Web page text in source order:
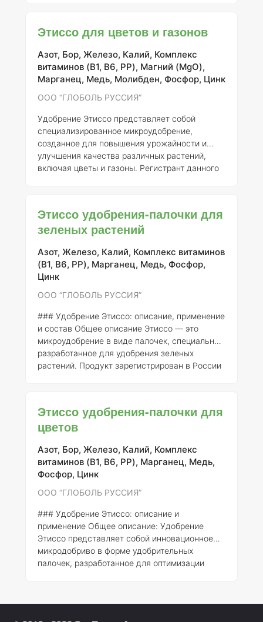
способствует быстрому усвоению
максимальной эффективности его
воздействия. Чифо ЭРТ 23 Плюс особенно
рекомендован для применения в
садоводстве, в частности при выращивании
эффектив
Этиссо для цветов и газонов
Азот, Бор, Железо, Калий, Комплекс
витаминов (B1, B6, PP), Магний (MgO),
Марганец, Медь, Молибден, Фосфор, Цинк
ООО “ГЛОБОЛЬ РУССИЯ”
Удобрение Этиссо представляет собой
специализированное микроудобрение,
созданное для повышения урожайности и
улучшения качества различных растений,
включая цветы и газоны. Регистрант данного
в садоводстве и ландшафтном дизайне,
обеспечивая высокую эффективность при
Этиссо содержит сбалансированный комплекс
микроэлементов, необходимых для
полноценного роста и развития растений.
Основные к
Этиссо удобрения-палочки для
зеленых растений
Азот, Железо, Калий, Комплекс витаминов
(B1, B6, PP), Марганец, Медь, Фосфор,
Цинк
ООО “ГЛОБОЛЬ РУССИЯ”
### Удобрение Этиссо: описание, применение
и состав Общее описаниеЭтиссо — это
микроудобрение в виде палочек, специально
разработанное для удобрения зеленых
растений. Продукт зарегистрирован в России
микроэлементами, что способствует их
активному росту, развитию и улучшению
элементовУдобрение Этиссо содержит
важные микроэлементы, жизненно
необходимые для нормального
функционирования растений.
Этиссо удобрения-палочки для
цветов
Азот, Бор, Железо, Калий, Комплекс
витаминов (B1, B6, PP), Марганец, Медь,
Фосфор, Цинк
ООО “ГЛОБОЛЬ РУССИЯ”
### Удобрение Этиссо: описание и
применение Общее описание:
Этиссо представляет собой инновационное
микродобриво в форме удобрительных
палочек, разработанное для оптимизации